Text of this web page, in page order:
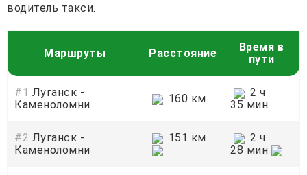
водитель такси.
Маршруты Расстояние
Время в
пути
#1 Луганск -
Каменоломни
160 км
2 ч
35 мин
#2 Луганск -
Каменоломни
151 км
2 ч
28 мин